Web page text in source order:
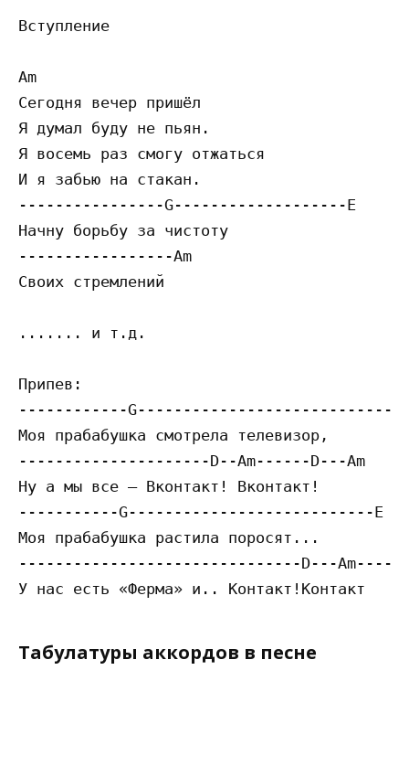
Вступление
Am
Сегодня вечер пришёл
Я думал буду не пьян.
Я восемь раз смогу отжаться
И я забью на стакан.
----------------G-------------------E
Начну борьбу за чистоту
-----------------Am
Своих стремлений
....... и т.д.
Припев:
------------G----------------------------E
Моя прабабушка смотрела телевизор,
---------------------D--Am------D---Am
Ну а мы все — Вконтакт! Вконтакт!
-----------G---------------------------E
Моя прабабушка растила поросят...
-------------------------------D---Am----
Табулатуры аккордов в песне